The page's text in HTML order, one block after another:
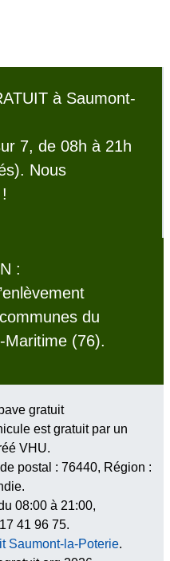
à Saumont-
7, de 08h à 21h
Nous
:
du
Maritime (76).
gratuit
est gratuit par un
VHU.
postal : 76440, Région :
.
08:00 à 21:00,
41 96 75.
Saumont-la-Poterie.